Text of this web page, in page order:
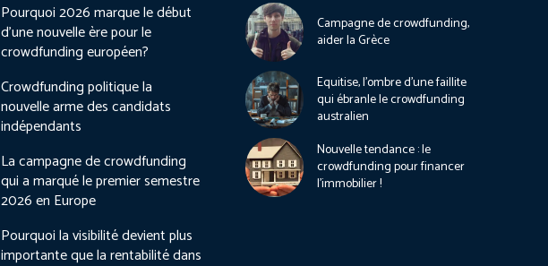
Pourquoi 2026 marque le début
d’une nouvelle ère pour le
crowdfunding européen?
Crowdfunding politique la
nouvelle arme des candidats
indépendants
La campagne de crowdfunding
qui a marqué le premier semestre
2026 en Europe
Pourquoi la visibilité devient plus
importante que la rentabilité dans
Campagne de crowdfunding,
aider la Grèce
Equitise, l’ombre d’une faillite
qui ébranle le crowdfunding
australien
Nouvelle tendance : le
crowdfunding pour financer
l’immobilier !